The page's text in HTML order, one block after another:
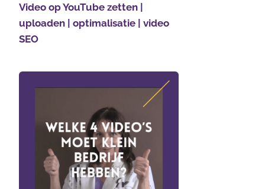
Video op YouTube zetten |
uploaden | optimalisatie | video
SEO